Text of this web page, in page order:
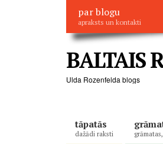
par blogu
apraksts un kontakti
BALTAIS
Ulda Rozenfelda blogs
tāpatās
dažādi raksti